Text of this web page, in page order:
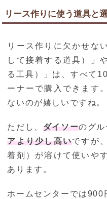
リース作りに使う道具と
リース作りに欠かせな
して接着する道具）」
る工具）」は、すべて
ーナーで購入できます
ないのが嬉しいですね。
ただし、 ダイソーのグ
アより少し高いですが
着剤）が溶けて使いや
あります。
ホームセンターでは900